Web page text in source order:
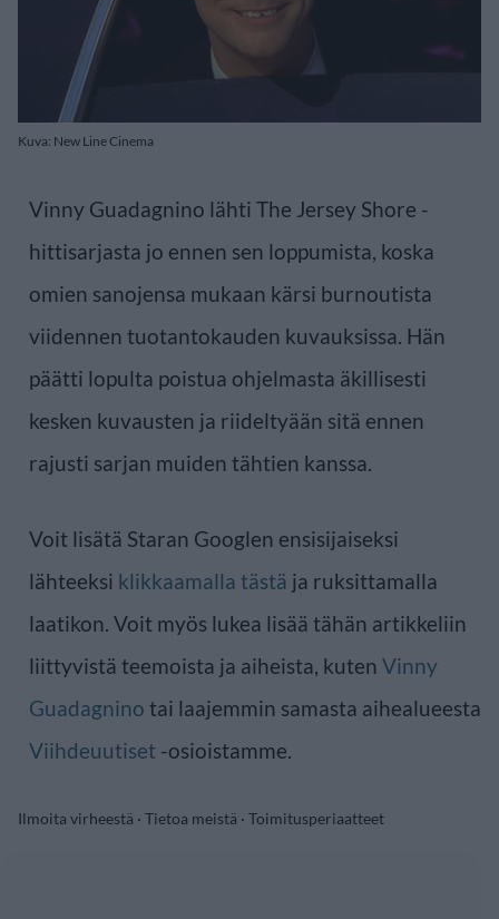
Kuva: New Line Cinema
Vinny Guadagnino lähti The Jersey Shore -
hittisarjasta jo ennen sen loppumista, koska
omien sanojensa mukaan kärsi burnoutista
viidennen tuotantokauden kuvauksissa. Hän
päätti lopulta poistua ohjelmasta äkillisesti
kesken kuvausten ja riideltyään sitä ennen
rajusti sarjan muiden tähtien kanssa.
Voit lisätä Staran Googlen ensisijaiseksi
lähteeksi klikkaamalla tästä ja ruksittamalla
laatikon. Voit myös lukea lisää tähän artikkeliin
liittyvistä teemoista ja aiheista, kuten Vinny
Guadagnino tai laajemmin samasta aihealueesta
Viihdeuutiset -osioistamme.
Ilmoita virheestä · Tietoa meistä · Toimitusperiaatteet